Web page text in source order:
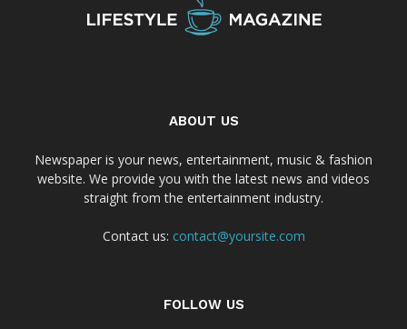
ABOUT US
Newspaper is your news, entertainment, music & fashion
website. We provide you with the latest news and videos
straight from the entertainment industry.
Contact us: contact@yoursite.com
FOLLOW US